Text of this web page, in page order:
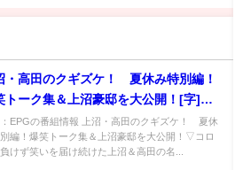
・高田のクギズケ！ 夏休み特別編！
トーク集＆上沼豪邸を大公開！[字]…
組内容解析まとめ
EPGの番組情報 上沼・高田のクギズケ！ 夏休
編！爆笑トーク集＆上沼豪邸を大公開！▽コロ
けず笑いを届け続けた上沼＆高田の名...